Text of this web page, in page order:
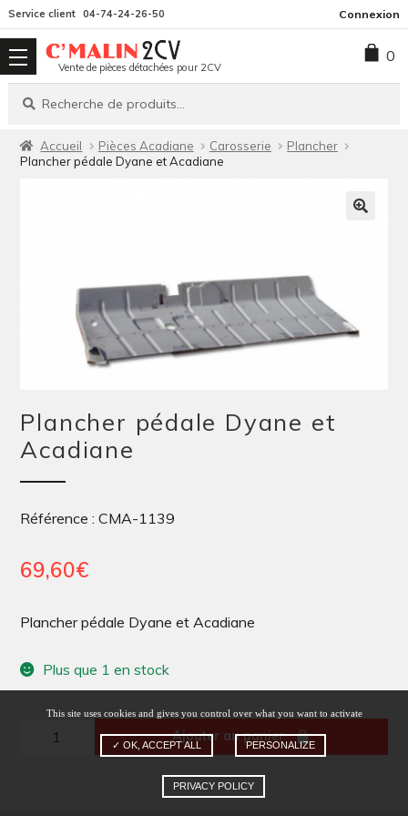
la
navigation
contenu
Service client 04-74-24-26-50 Connexion
Vente de pièces détachées pour 2CV
Recherche
Recherche
0
Accueil Pièces Acadiane Carosserie
Plancher
Plancher pédale Dyane et Acadiane
Plancher pédale Dyane et
Acadiane
Référence : CMA-1139
69,60€
Plancher pédale Dyane et Acadiane
Plus que 1 en stock
quantité
Ajouter au panier
This site uses cookies and gives you control over what you want to activate
✓ OK, ACCEPT ALL PERSONALIZE
PRIVACY POLICY